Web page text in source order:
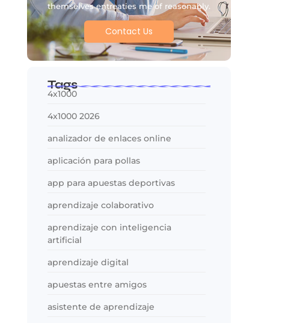
themselves entreaties me of reasonably.
Contact Us
Tags
4x1000
4x1000 2026
analizador de enlaces online
aplicación para pollas
app para apuestas deportivas
aprendizaje colaborativo
aprendizaje con inteligencia
artificial
aprendizaje digital
apuestas entre amigos
asistente de aprendizaje